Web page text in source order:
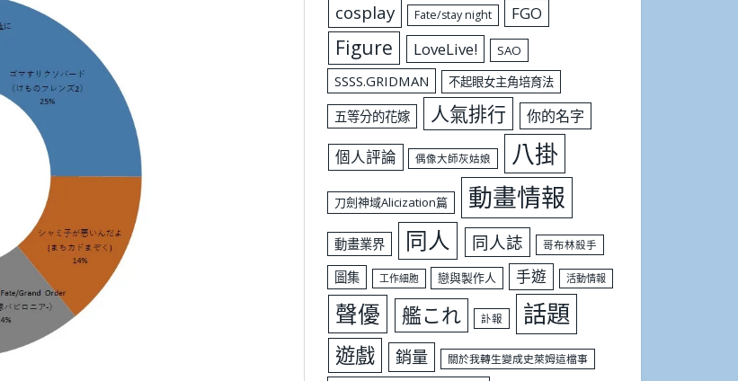
cosplay Fate/stay night FGO
Figure LoveLive! SAO
SSSS.GRIDMAN 不起眼女主角培育法
五等分的花嫁 人氣排行 你的名字
個人評論 偶像大師灰姑娘 八掛
刀劍神域Alicization篇 動畫情報
動畫業界 同人 同人誌 哥布林殺手
圖集 工作細胞 戀與製作人 手遊 活動情報
聲優 艦これ 訃報 話題
遊戲 銷量 關於我轉生變成史萊姆這檔事